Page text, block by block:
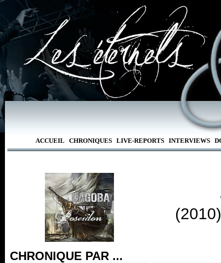
ACCUEIL CHRONIQUES LIVE-REPORTS INTERVIEWS
CHRONIQUE PAR ...